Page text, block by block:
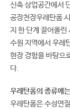
신축 상업공간에서
공장천장우레탄폼
지 한 단계 끌어올린
수원 지역에서 우레
현장 경험을 바탕으
다.
우레탄폼의 종류에
우레탄폼은 수성연